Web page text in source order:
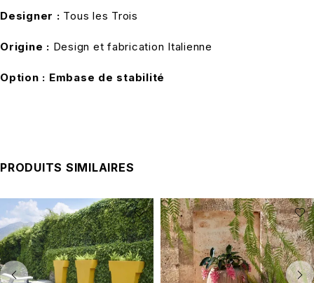
Designer : Tous les Trois
Origine : Design et fabrication Italienne
Option : Embase de stabilité
PRODUITS SIMILAIRES